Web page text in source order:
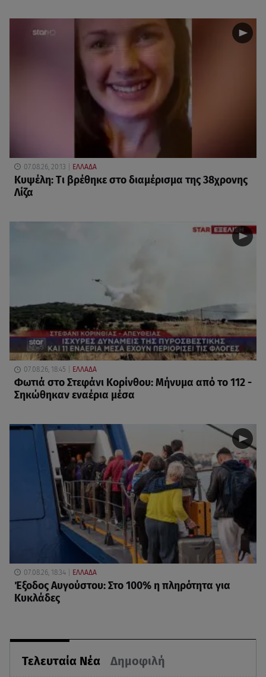
Τελευταία Νέα Δημοφιλή
07.08.26, 20:13 ΕΛΛΑΔΑ
Κυψέλη: Tι βρέθηκε στο διαμέρισμα της 38χρονης
Λίζα
07.08.26, 18:45 ΕΛΛΑΔΑ
Φωτιά στο Στεφάνι Κορίνθου: Μήνυμα από το 112 -
Σηκώθηκαν εναέρια μέσα
07.08.26, 18:34 ΕΛΛΑΔΑ
Έξοδος Αυγούστου: Στο 100% η πληρότητα για
Κυκλάδες